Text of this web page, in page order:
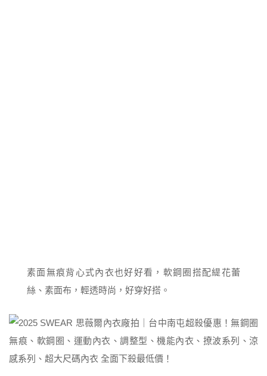
素面無痕背心式內衣也好好看，軟鋼圈搭配緹花蕾
絲、素面布，輕透時尚，好穿好搭。